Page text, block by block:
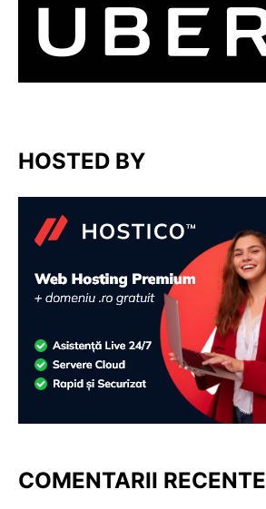
HOSTED BY
COMENTARII RECENTE